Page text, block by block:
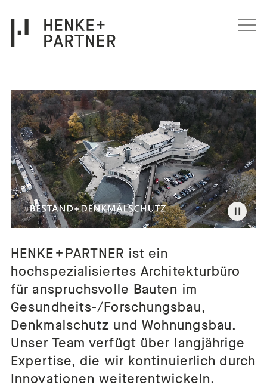
HENKE + PARTNER ist ein
hochspezialisiertes Architekturbüro
für anspruchsvolle Bauten im
Gesundheits-/Forschungsbau,
Denkmalschutz und Wohnungsbau.
Unser Team verfügt über langjährige
Expertise, die wir kontinuierlich durch
Innovationen weiterentwickeln.